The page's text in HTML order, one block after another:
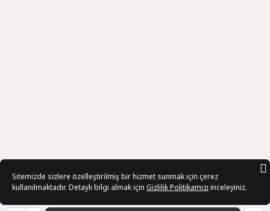
Sitemizde sizlere özelleştirilmiş bir hizmet sunmak için çerez
kullanılmaktadır. Detaylı bilgi almak için Gizlilik Politikamızı inceleyiniz.